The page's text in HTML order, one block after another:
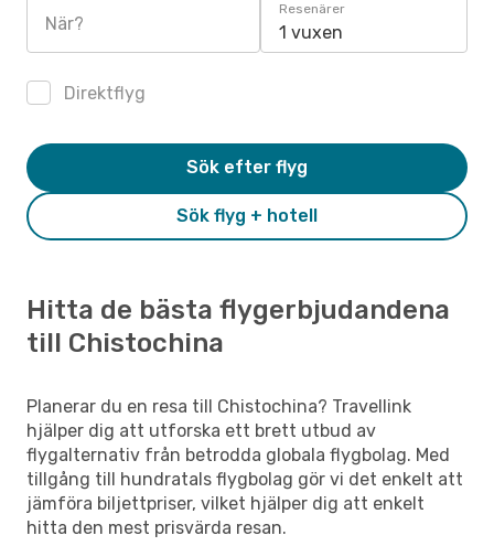
När?
Resenärer
1 vuxen
Direktflyg
Sök flyg + hotell
Sök efter flyg
Hitta de bästa flygerbjudandena
till Chistochina
Planerar du en resa till Chistochina? Travellink
hjälper dig att utforska ett brett utbud av
flygalternativ från betrodda globala flygbolag. Med
tillgång till hundratals flygbolag gör vi det enkelt att
jämföra biljettpriser, vilket hjälper dig att enkelt
hitta den mest prisvärda resan.